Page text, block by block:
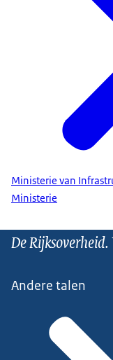
Ministerie van
Ministerie
De
Andere talen